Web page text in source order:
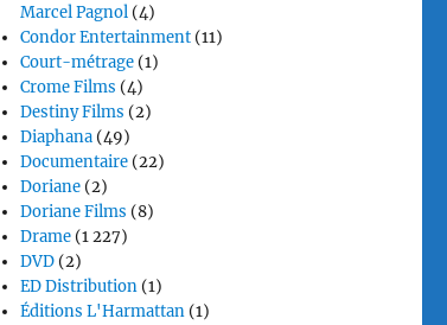
Marcel Pagnol (4)
Condor Entertainment (11)
Court-métrage (1)
Crome Films (4)
Destiny Films (2)
Diaphana (49)
Documentaire (22)
Doriane (2)
Doriane Films (8)
Drame (1 227)
DVD (2)
ED Distribution (1)
Éditions L'Harmattan (1)